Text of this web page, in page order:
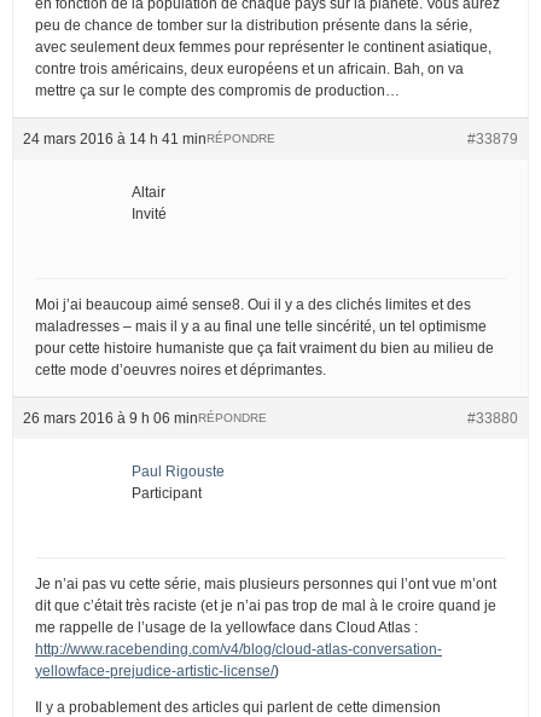
peu de chance de tomber sur la distribution présente dans la série,
avec seulement deux femmes pour représenter le continent asiatique,
contre trois américains, deux européens et un africain. Bah, on va
mettre ça sur le compte des compromis de production…
24 mars 2016 à 14 h 41 min #33879
RÉPONDRE
Altair
Invité
Moi j’ai beaucoup aimé sense8. Oui il y a des clichés limites et des
maladresses – mais il y a au final une telle sincérité, un tel optimisme
pour cette histoire humaniste que ça fait vraiment du bien au milieu de
cette mode d’oeuvres noires et déprimantes.
26 mars 2016 à 9 h 06 min #33880
RÉPONDRE
Paul Rigouste
Participant
Je n’ai pas vu cette série, mais plusieurs personnes qui l’ont vue m’ont
dit que c’était très raciste (et je n’ai pas trop de mal à le croire quand je
me rappelle de l’usage de la yellowface dans Cloud Atlas :
http://www.racebending.com/v4/blog/cloud-atlas-conversation-
yellowface-prejudice-artistic-license/)
Il y a probablement des articles qui parlent de cette dimension